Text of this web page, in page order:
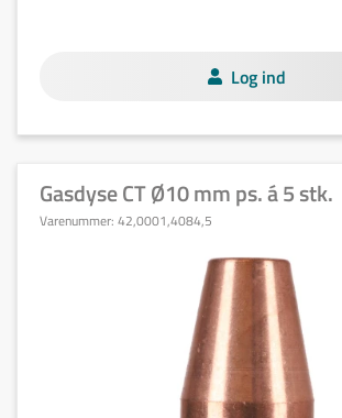
Log ind
Gasdyse CT Ø10 mm ps. á 5 stk.
Varenummer: 42,0001,4084,5